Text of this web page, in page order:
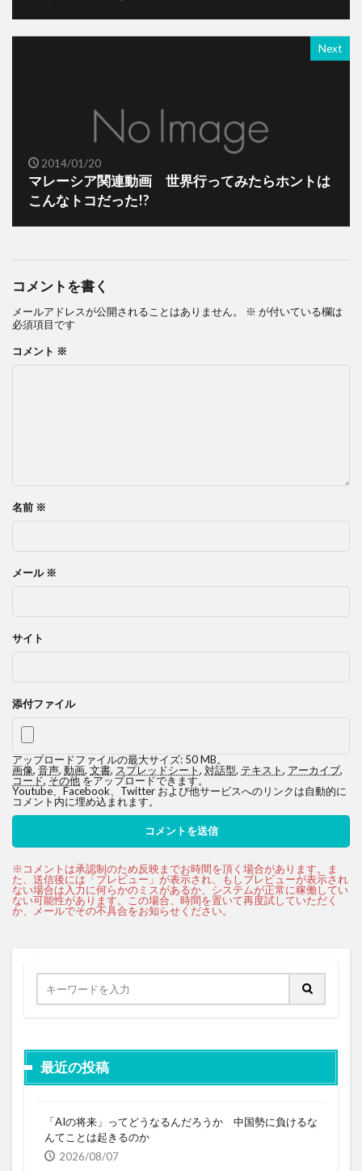
Next
2014/01/20
マレーシア関連動画 世界行ってみたらホントは
こんなトコだった!?
コメントを書く
メールアドレスが公開されることはありません。 ※ が付いている欄は
必須項目です
コメント ※
名前 ※
メール ※
サイト
添付ファイル
アップロードファイルの最大サイズ: 50 MB。
画像, 音声, 動画, 文書, スプレッドシート, 対話型, テキスト, アーカイブ,
コード,その他をアップロードできます。
Youtube、Facebook、Twitter および他サービスへのリンクは自動的に
コメント内に埋め込まれます。
最近の投稿
「AIの将来」ってどうなるんだろうか 中国勢に負けるな
んてことは起きるのか
2026/08/07